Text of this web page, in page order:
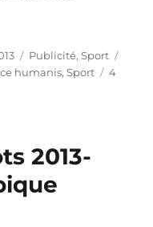
Catégories
Publicité,Sport
humanis,Sport
4
2013-